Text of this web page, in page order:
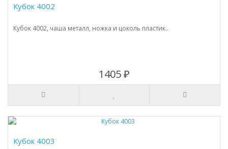
Кубок 4002
Кубок 4002, чаша металл, ножка и цоколь пластик..
1405 ₽
Кубок 4003